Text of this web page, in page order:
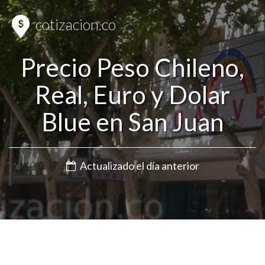
cotizacion.co
Precio Peso Chileno,
Real, Euro y Dolar
Blue en San Juan
Actualizado el día anterior